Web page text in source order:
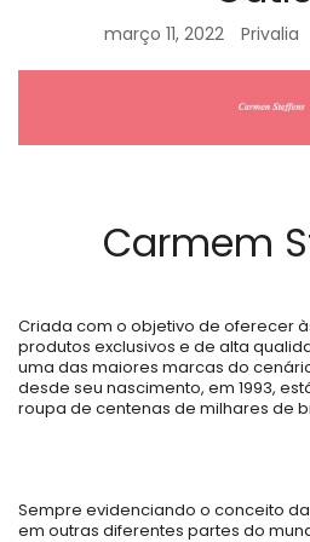
março 11, 2022 Privalia
Carmem
Criada com o objetivo de oferecer
produtos exclusivos e de alta
uma das maiores marcas do
desde seu nascimento, em 1993,
roupa de centenas de milhares de
Sempre evidenciando o conceito
em outras diferentes partes do